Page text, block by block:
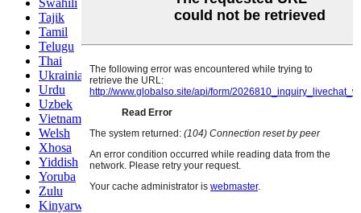
Swahili
Tajik
Tamil
Telugu
Thai
Ukrainian
Urdu
Uzbek
Vietnamese
Welsh
Xhosa
Yiddish
Yoruba
Zulu
Kinyarwanda